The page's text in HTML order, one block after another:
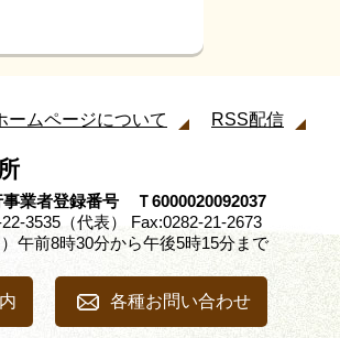
ームページについて RSS配信
者登録番号 Ｔ6000020092037
3535（代表） Fax:0282-21-2673
午前8時30分から午後5時15分まで
各種お問い合わせ